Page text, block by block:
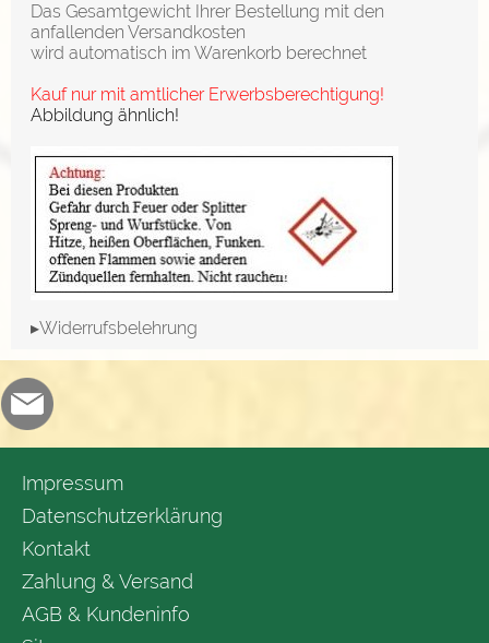
Das Gesamtgewicht Ihrer Bestellung mit den
anfallenden Versandkosten
wird automatisch im Warenkorb berechnet
Kauf nur mit amtlicher Erwerbsberechtigung!
Abbildung ähnlich!
▸Widerrufsbelehrung
Impressum
Datenschutzerklärung
Kontakt
Zahlung & Versand
AGB & Kundeninfo